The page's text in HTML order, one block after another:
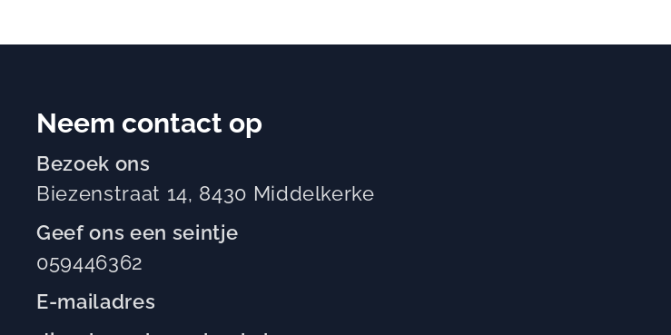
Neem contact op
Bezoek ons
Biezenstraat 14, 8430 Middelkerke
Geef ons een seintje
059446362
E-mailadres